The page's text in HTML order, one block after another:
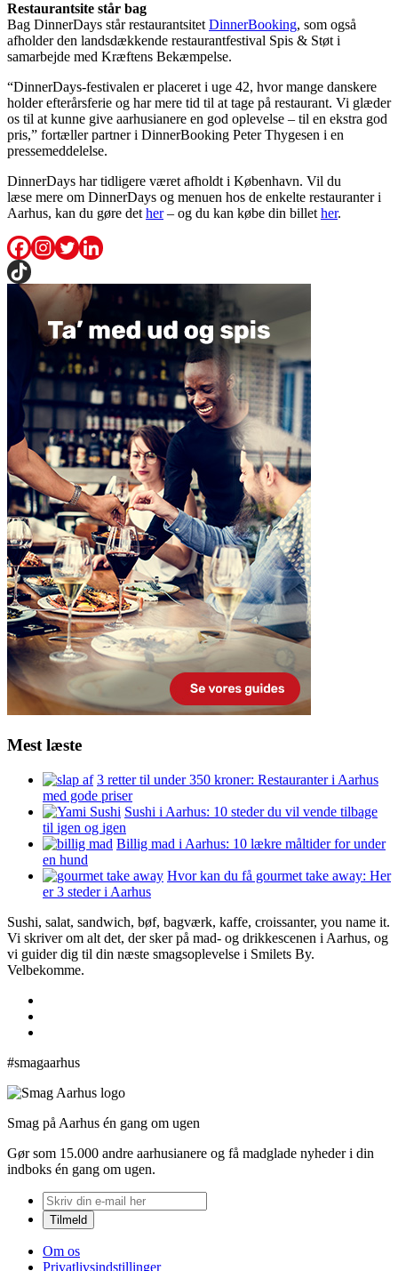
Restaurantsite står bag
Bag DinnerDays står restaurantsitetDinnerBooking, som også
afholder den landsdækkende restaurantfestival Spis & Støt i
samarbejde med Kræftens Bekæmpelse.
“DinnerDays-festivalen er placeret i uge 42, hvor mange danskere
holder efterårsferie og har mere tid til at tage på restaurant. Vi glæder
os til at kunne give aarhusianere en god oplevelse – til en ekstra god
pris,” fortæller partner i DinnerBooking Peter Thygesen i en
pressemeddelelse.
DinnerDays har tidligere været afholdt i København. Vil du
læse mere om DinnerDays og menuen hos de enkelte restauranter i
Aarhus, kan du gøre dether– og du kan købe din billether.
Mest læste
3 retter til under 350 kroner: Restauranter i Aarhus
med gode priser
Sushi i Aarhus: 10 steder du vil vende tilbage
til igen og igen
Billig mad i Aarhus: 10 lækre måltider for under
en hund
Hvor kan du få gourmet take away: Her
er 3 steder i Aarhus
Sushi, salat, sandwich, bøf, bagværk, kaffe, croissanter, you name it.
Vi skriver om alt det, der sker på mad- og drikkescenen i Aarhus, og
vi guider dig til din næste smagsoplevelse i Smilets By.
Velbekomme.
#smagaarhus
Smag på Aarhus én gang om ugen
Gør som 15.000 andre aarhusianere og få madglade nyheder i din
indboks én gang om ugen.
Om os
Privatlivsindstillinger